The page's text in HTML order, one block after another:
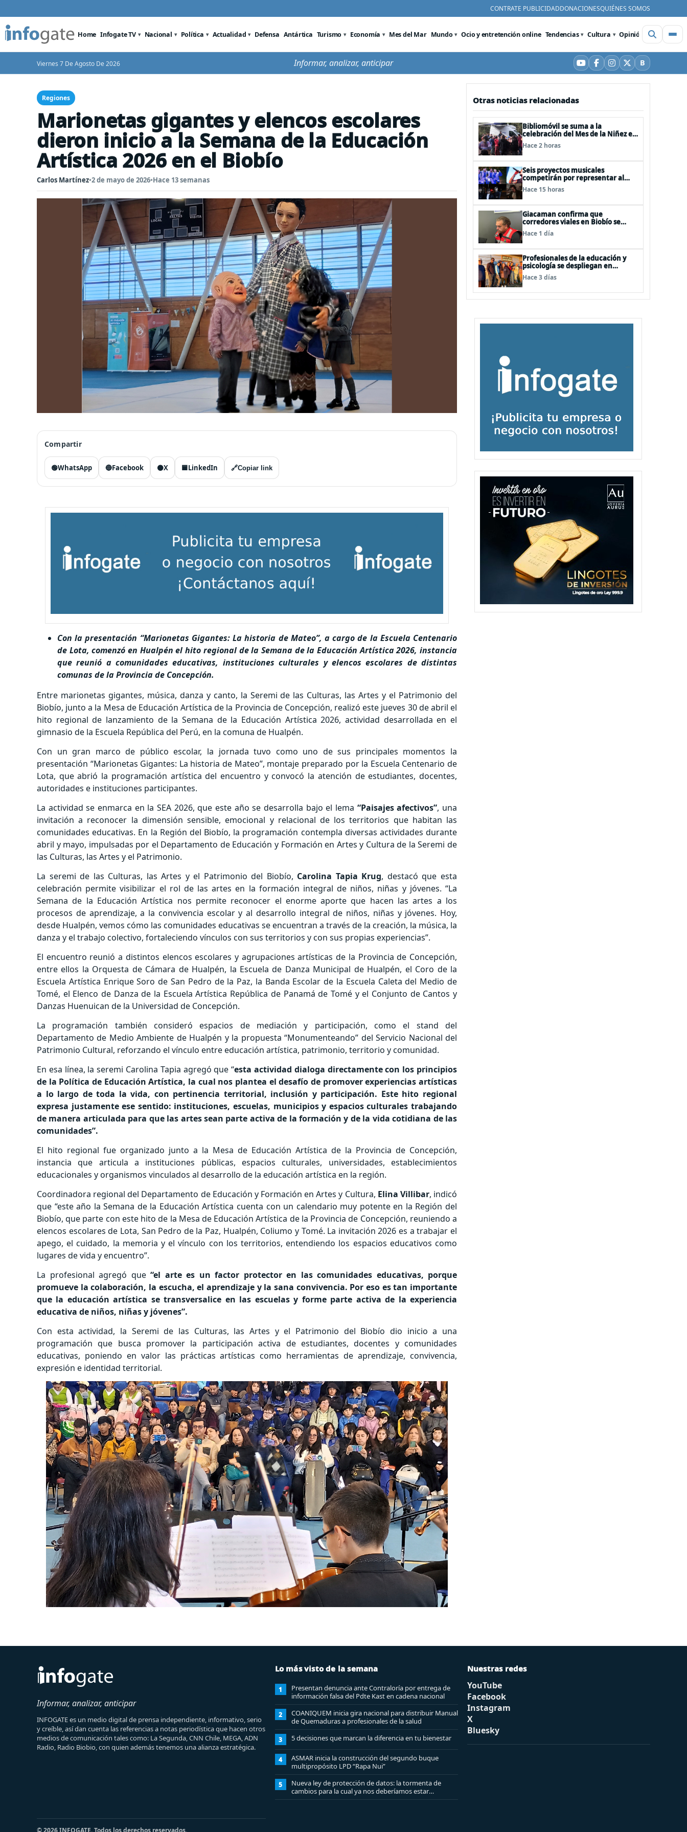
CONTRATE PUBLICIDADDONACIONESQUIÉNES SOMOS
Home Infogate TV Nacional Política Actualidad Defensa Antártica Turismo Economía Mes del Mar Mundo Ocio y entretención online Tendencias Cultura Opinión Videos
Viernes 7 De Agosto De 2026 Informar, analizar, anticipar YouTube
Facebook
Instagram
X BBluesky
Regiones
Marionetas gigantes y elencos escolares
dieron inicio a la Semana de la Educación
Artística 2026 en el Biobío
Carlos Martínez•2 de mayo de 2026•Hace 13 semanas
Compartir
🟢WhatsApp 🔵Facebook ⚫X 🟦LinkedIn 🔗Copiar link
Con la presentación “Marionetas Gigantes: La historia de Mateo”, a cargo de la Escuela Centenario
de Lota, comenzó en Hualpén el hito regional de la Semana de la Educación Artística 2026, instancia
que reunió a comunidades educativas, instituciones culturales y elencos escolares de distintas
comunas de la Provincia de Concepción.
Entre marionetas gigantes, música, danza y canto, la Seremi de las Culturas, las Artes y el Patrimonio del
Biobío, junto a la Mesa de Educación Artística de la Provincia de Concepción, realizó este jueves 30 de abril el
hito regional de lanzamiento de la Semana de la Educación Artística 2026, actividad desarrollada en el
gimnasio de la Escuela República del Perú, en la comuna de Hualpén.
Con un gran marco de público escolar, la jornada tuvo como uno de sus principales momentos la
presentación “Marionetas Gigantes: La historia de Mateo”, montaje preparado por la Escuela Centenario de
Lota, que abrió la programación artística del encuentro y convocó la atención de estudiantes, docentes,
autoridades e instituciones participantes.
La actividad se enmarca en la SEA 2026, que este año se desarrolla bajo el lema “Paisajes afectivos”, una
invitación a reconocer la dimensión sensible, emocional y relacional de los territorios que habitan las
comunidades educativas. En la Región del Biobío, la programación contempla diversas actividades durante
abril y mayo, impulsadas por el Departamento de Educación y Formación en Artes y Cultura de la Seremi de
las Culturas, las Artes y el Patrimonio.
La seremi de las Culturas, las Artes y el Patrimonio del Biobío, Carolina Tapia Krug, destacó que esta
celebración permite visibilizar el rol de las artes en la formación integral de niños, niñas y jóvenes. “La
Semana de la Educación Artística nos permite reconocer el enorme aporte que hacen las artes a los
procesos de aprendizaje, a la convivencia escolar y al desarrollo integral de niños, niñas y jóvenes. Hoy,
desde Hualpén, vemos cómo las comunidades educativas se encuentran a través de la creación, la música, la
danza y el trabajo colectivo, fortaleciendo vínculos con sus territorios y con sus propias experiencias”.
El encuentro reunió a distintos elencos escolares y agrupaciones artísticas de la Provincia de Concepción,
entre ellos la Orquesta de Cámara de Hualpén, la Escuela de Danza Municipal de Hualpén, el Coro de la
Escuela Artística Enrique Soro de San Pedro de la Paz, la Banda Escolar de la Escuela Caleta del Medio de
Tomé, el Elenco de Danza de la Escuela Artística República de Panamá de Tomé y el Conjunto de Cantos y
Danzas Huenuican de la Universidad de Concepción.
La programación también consideró espacios de mediación y participación, como el stand del
Departamento de Medio Ambiente de Hualpén y la propuesta “Monumenteando” del Servicio Nacional del
Patrimonio Cultural, reforzando el vínculo entre educación artística, patrimonio, territorio y comunidad.
En esa línea, la seremi Carolina Tapia agregó que “esta actividad dialoga directamente con los principios
de la Política de Educación Artística, la cual nos plantea el desafío de promover experiencias artísticas
a lo largo de toda la vida, con pertinencia territorial, inclusión y participación. Este hito regional
expresa justamente ese sentido: instituciones, escuelas, municipios y espacios culturales trabajando
de manera articulada para que las artes sean parte activa de la formación y de la vida cotidiana de las
comunidades”.
El hito regional fue organizado junto a la Mesa de Educación Artística de la Provincia de Concepción,
instancia que articula a instituciones públicas, espacios culturales, universidades, establecimientos
educacionales y organismos vinculados al desarrollo de la educación artística en la región.
Coordinadora regional del Departamento de Educación y Formación en Artes y Cultura, Elina Villibar, indicó
que “este año la Semana de la Educación Artística cuenta con un calendario muy potente en la Región del
Biobío, que parte con este hito de la Mesa de Educación Artística de la Provincia de Concepción, reuniendo a
elencos escolares de Lota, San Pedro de la Paz, Hualpén, Coliumo y Tomé. La invitación 2026 es a trabajar el
apego, el cuidado, la memoria y el vínculo con los territorios, entendiendo los espacios educativos como
lugares de vida y encuentro”.
La profesional agregó que “el arte es un factor protector en las comunidades educativas, porque
promueve la colaboración, la escucha, el aprendizaje y la sana convivencia. Por eso es tan importante
que la educación artística se transversalice en las escuelas y forme parte activa de la experiencia
educativa de niños, niñas y jóvenes”.
Con esta actividad, la Seremi de las Culturas, las Artes y el Patrimonio del Biobío dio inicio a una
programación que busca promover la participación activa de estudiantes, docentes y comunidades
educativas, poniendo en valor las prácticas artísticas como herramientas de aprendizaje, convivencia,
expresión e identidad territorial.
Otras noticias relacionadas
Bibliomóvil se suma a la
celebración del Mes de la Niñez en
Teatro Biobío
Hace 2 horas
Seis proyectos musicales
competirán por representar al
Biobío en Rockódromo 2026
Hace 15 horas
Giacaman confirma que
corredores viales en Biobío se
realizarán, pero no por la vía de la
concesión
Hace 1 día
Profesionales de la educación y
psicología se despliegan en
terreno para ir en favor de niños
afectados por la emergencia
Hace 3 días
Informar, analizar, anticipar
INFOGATE es un medio digital de prensa independiente, informativo, serio
y creíble, así dan cuenta las referencias a notas periodística que hacen otros
medios de comunicación tales como: La Segunda, CNN Chile, MEGA, ADN
Radio, Radio Biobio, con quien además tenemos una alianza estratégica.
Lo más visto de la semana
1
Presentan denuncia ante Contraloría por entrega de
información falsa del Pdte Kast en cadena nacional
2
COANIQUEM inicia gira nacional para distribuir Manual
de Quemaduras a profesionales de la salud
3 5 decisiones que marcan la diferencia en tu bienestar
4
ASMAR inicia la construcción del segundo buque
multipropósito LPD “Rapa Nui”
5
Nueva ley de protección de datos: la tormenta de
cambios para la cual ya nos deberíamos estar
preparando
Nuestras redes
YouTube
Facebook
Instagram
X
Bluesky
© 2026 INFOGATE. Todos los derechos reservados.